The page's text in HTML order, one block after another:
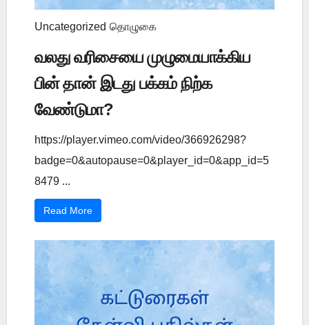
Uncategorized தொழுகை
வலது வரிசையை முழுமையாக்கிய
பின் தான் இடது பக்கம் நிற்க
வேண்டுமா?
https://player.vimeo.com/video/366926298?
badge=0&autopause=0&player_id=0&app_id=5
8479 ...
Read More